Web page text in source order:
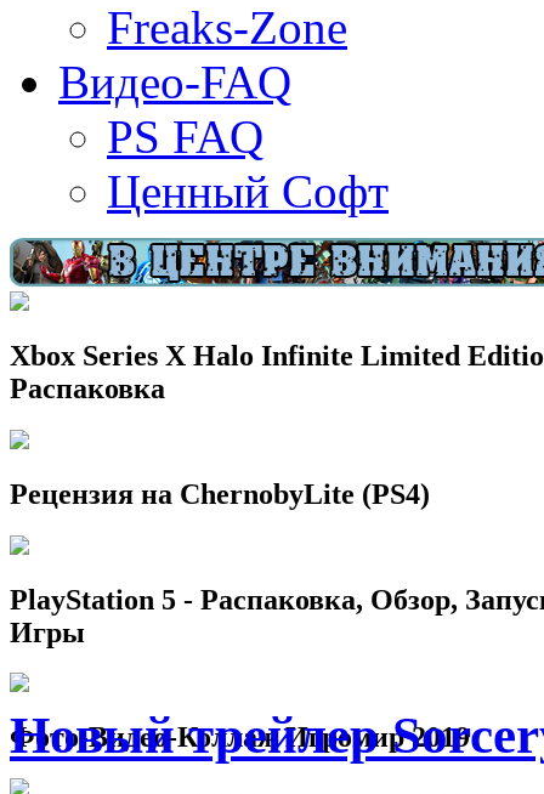
Freaks-Zone
Видео-FAQ
PS FAQ
Ценный Софт
Xbox Series X Halo Infinite Limited
Распаковка
Рецензия на ChernobyLite (PS4)
PlayStation 5 - Распаковка, Обзор,
Игры
Фото-Видео-Коллаж Игромир 2019
Новый трейлер